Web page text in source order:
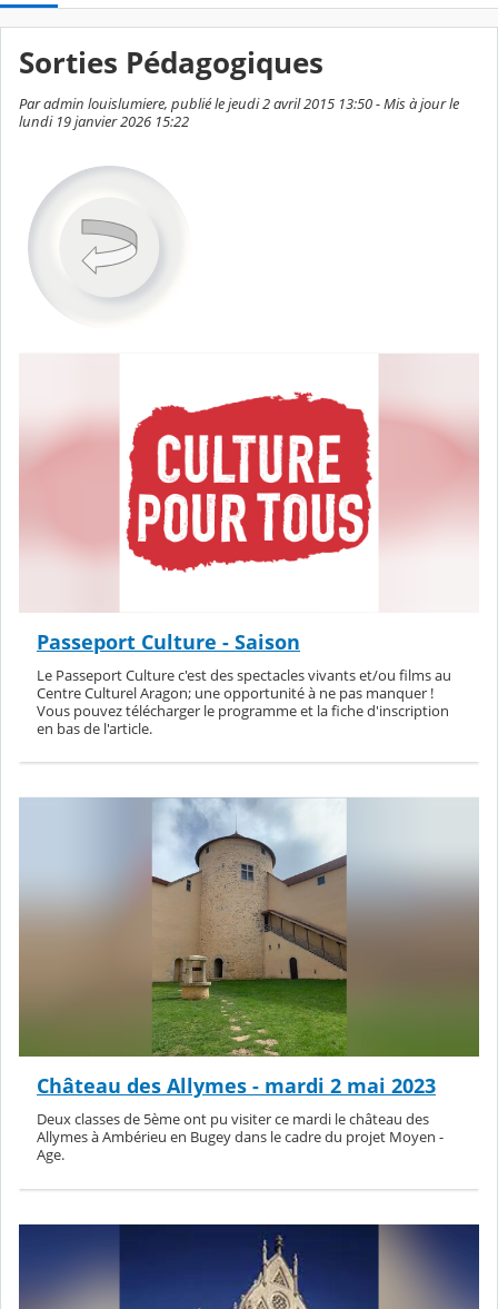
Sorties Pédagogiques
Par admin louislumiere, publié le jeudi 2 avril 2015 13:50 - Mis à jour le
lundi 19 janvier 2026 15:22
Passeport Culture - Saison
Le Passeport Culture c'est des spectacles vivants et/ou films au
Centre Culturel Aragon; une opportunité à ne pas manquer !
Vous pouvez télécharger le programme et la fiche d'inscription
en bas de l'article.
Château des Allymes - mardi 2 mai 2023
Deux classes de 5ème ont pu visiter ce mardi le château des
Allymes à Ambérieu en Bugey dans le cadre du projet Moyen -
Age.